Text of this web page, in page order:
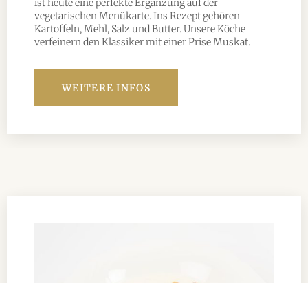
vegetarischen Menükarte. Ins Rezept gehören
Kartoffeln, Mehl, Salz und Butter. Unsere Köche
verfeinern den Klassiker mit einer Prise Muskat.
WEITERE INFOS